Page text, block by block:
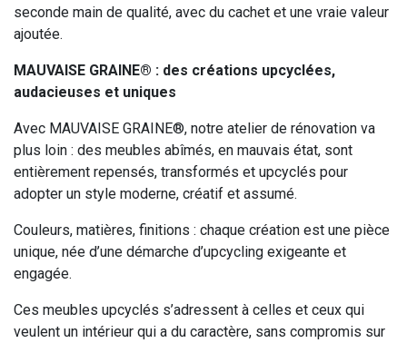
seconde main de qualité, avec du cachet et une vraie valeur
ajoutée.
MAUVAISE GRAINE® : des créations upcyclées,
audacieuses et uniques
Avec MAUVAISE GRAINE®, notre atelier de rénovation va
plus loin : des meubles abîmés, en mauvais état, sont
entièrement repensés, transformés et upcyclés pour
adopter un style moderne, créatif et assumé.
Couleurs, matières, finitions : chaque création est une pièce
unique, née d’une démarche d’upcycling exigeante et
engagée.
Ces meubles upcyclés s’adressent à celles et ceux qui
veulent un intérieur qui a du caractère, sans compromis sur